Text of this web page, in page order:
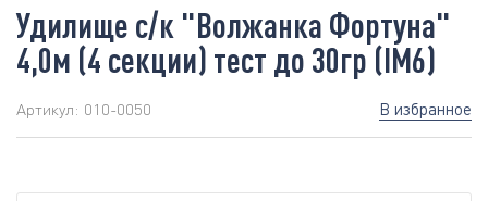
Удилище с/к "Волжанка Фортуна"
4,0м (4 секции) тест до 30гр (IM6)
Артикул: 010-0050 В избранное